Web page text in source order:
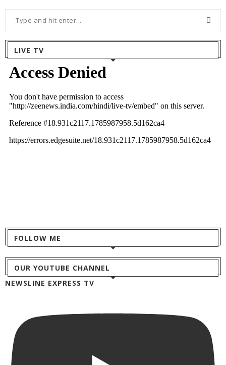
LIVE TV
FOLLOW ME
OUR YOUTUBE CHANNEL
NEWSLINE EXPRESS TV